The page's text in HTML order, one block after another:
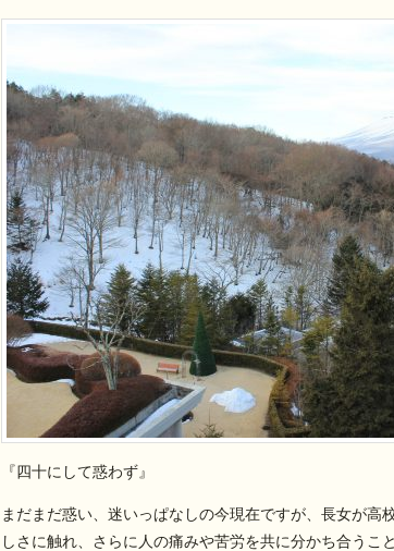
『四十にして惑わず』
まだまだ惑い、迷いっぱなしの今現在ですが、長女が高
しさに触れ、さらに人の痛みや苦労を共に分かち合うこ